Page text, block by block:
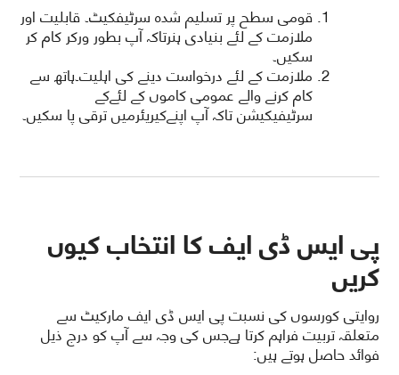
قومی سطح پر تسلیم شدہ سرٹیفکیٹ۔ قابلیت اور
ملازمت کے لئے بنیادی ہنرتاکہ آپ بطور ورکر کام کر
سکیں۔
ملازمت کے لئے درخواست دینے کی اہلیت۔ہاتھ سے
کام کرنے والے عمومی کاموں کے لئےکے
سرٹیفیکیشن تاکہ آپ اپنےکیریئرمیں ترقی پا سکیں۔
پی ایس ڈی ایف کا انتخاب کیوں
کریں
روایتی کورسوں کی نسبت پی ایس ڈی ایف مارکیٹ سے
متعلقہ تربیت فراہم کرتا ہےجس کی وجہ سے آپ کو درج ذیل
فوائد حاصل ہوتے ہیں: